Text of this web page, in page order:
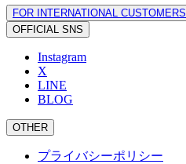
FOR INTERNATIONAL CUSTOMERS
OFFICIAL SNS
Instagram
X
LINE
BLOG
OTHER
プライバシーポリシー